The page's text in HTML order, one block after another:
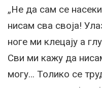
„Не да сам се
нисам сва своја!
ноге ми клецају а
Сви ми кажу да
могу… Толико се